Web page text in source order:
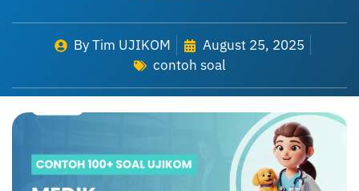
ByTim UJIKOM
August 25, 2025
contoh soal